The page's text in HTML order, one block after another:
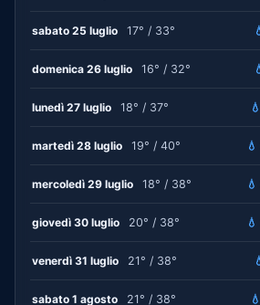
sabato 25 luglio 17° / 33°
domenica 26 luglio 16° / 32°
lunedì 27 luglio 18° / 37°
martedì 28 luglio 19° / 40°
mercoledì 29 luglio 18° / 38°
giovedì 30 luglio 20° / 38°
venerdì 31 luglio 21° / 38°
sabato 1 agosto 21° / 38°